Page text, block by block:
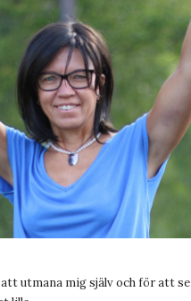
utmana mig själv och för att se